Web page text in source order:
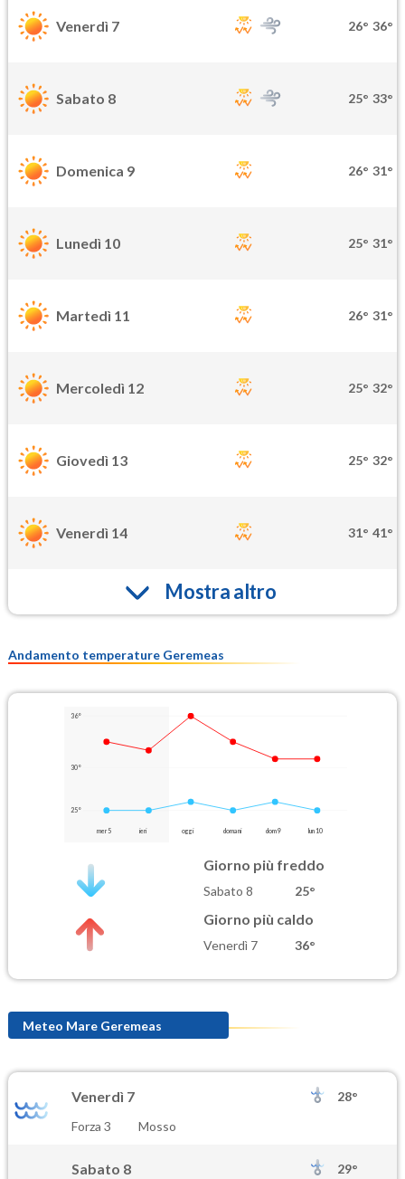
Venerdì 7 26° 36°
Sabato 8 25° 33°
Domenica 9 26° 31°
Lunedì 10 25° 31°
Martedì 11 26° 31°
Mercoledì 12 25° 32°
Giovedì 13 25° 32°
Venerdì 14 31° 41°
Mostra altro
Andamento temperature Geremeas
36°
30°
25°
mer 5 ieri oggi domani dom 9 lun 10
Giorno più freddo
Sabato 8 25°
Giorno più caldo
Venerdì 7 36°
Meteo Mare Geremeas
Venerdì 7
28°
Forza 3
Mosso
Sabato 8
29°